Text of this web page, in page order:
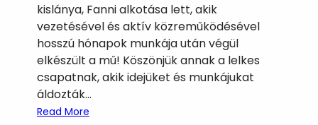
kislánya, Fanni alkotása lett, akik
vezetésével és aktív közreműködésével
hosszú hónapok munkája után végül
elkészült a mű! Köszönjük annak a lelkes
csapatnak, akik idejüket és munkájukat
áldozták…
Read More